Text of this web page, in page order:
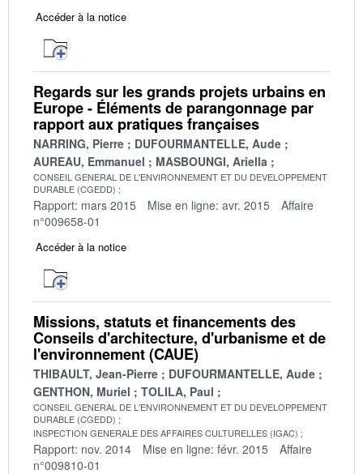
Accéder à la notice
Regards sur les grands projets urbains en
Europe - Éléments de parangonnage par
rapport aux pratiques françaises
NARRING, Pierre
DUFOURMANTELLE, Aude
AUREAU, Emmanuel
MASBOUNGI, Ariella
CONSEIL GENERAL DE L'ENVIRONNEMENT ET DU DEVELOPPEMENT
DURABLE (CGEDD)
Rapport: mars 2015 Mise en ligne: avr. 2015
Affaire
n°009658-01
Accéder à la notice
Missions, statuts et financements des
Conseils d'architecture, d'urbanisme et de
l'environnement (CAUE)
THIBAULT, Jean-Pierre
DUFOURMANTELLE, Aude
GENTHON, Muriel
TOLILA, Paul
CONSEIL GENERAL DE L'ENVIRONNEMENT ET DU DEVELOPPEMENT
DURABLE (CGEDD)
INSPECTION GENERALE DES AFFAIRES CULTURELLES (IGAC)
Rapport: nov. 2014 Mise en ligne: févr. 2015
Affaire
n°009810-01